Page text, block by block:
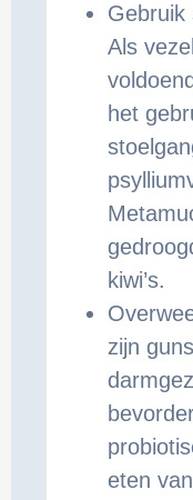
Gebruik
Als
het
kiwi’s.
zijn
eten